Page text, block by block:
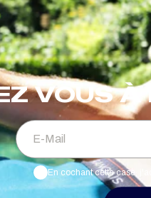
VOUS À
E-Mail
En cochant cette case,